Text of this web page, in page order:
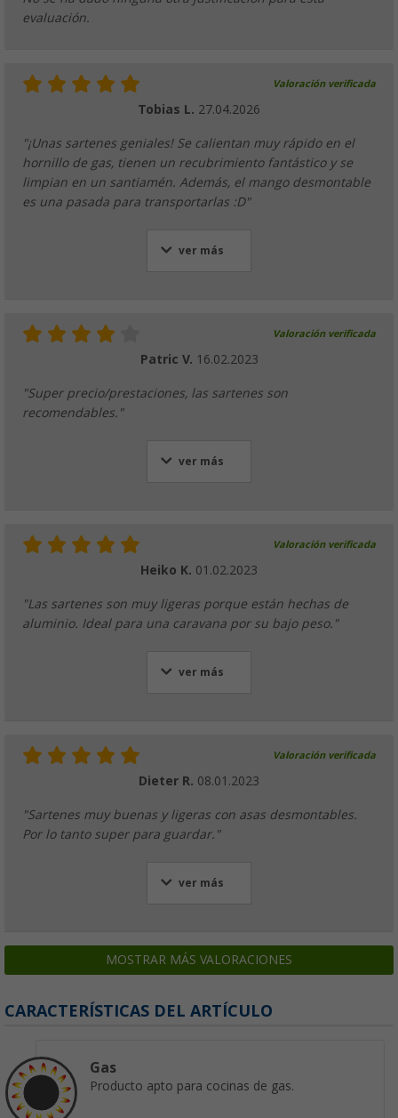
Juego de ollas de aluminio 6 pzas. Stone
26, € PVP44, 99€
evaluación.
Valoración verificada
Tobias L. 27.04.2026
"¡Unas sartenes geniales! Se calientan muy rápido en el
hornillo de gas, tienen un recubrimiento fantástico y se
limpian en un santiamén. Además, el mango desmontable
es una pasada para transportarlas :D"
ver más
Valoración verificada
Patric V. 16.02.2023
"Super precio/prestaciones, las sartenes son
recomendables."
ver más
Valoración verificada
Heiko K. 01.02.2023
"Las sartenes son muy ligeras porque están hechas de
aluminio. Ideal para una caravana por su bajo peso."
ver más
Valoración verificada
Dieter R. 08.01.2023
"Sartenes muy buenas y ligeras con asas desmontables.
Por lo tanto super para guardar."
ver más
MOSTRAR MÁS VALORACIONES
CARACTERÍSTICAS DEL ARTÍCULO
Gas
Producto apto para cocinas de gas.